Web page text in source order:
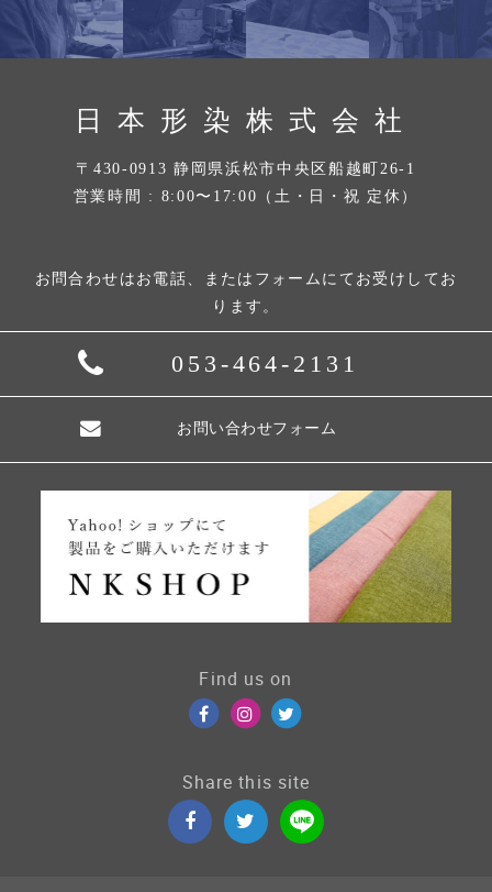
日本形染株式会社
〒430-0913 静岡県浜松市中央区船越町26-1
営業時間 : 8:00〜17:00（土・日・祝 定休）
お問合わせはお電話、またはフォームにてお受けしてお
ります。
053-464-2131
お問い合わせフォーム
Find us on
Share this site